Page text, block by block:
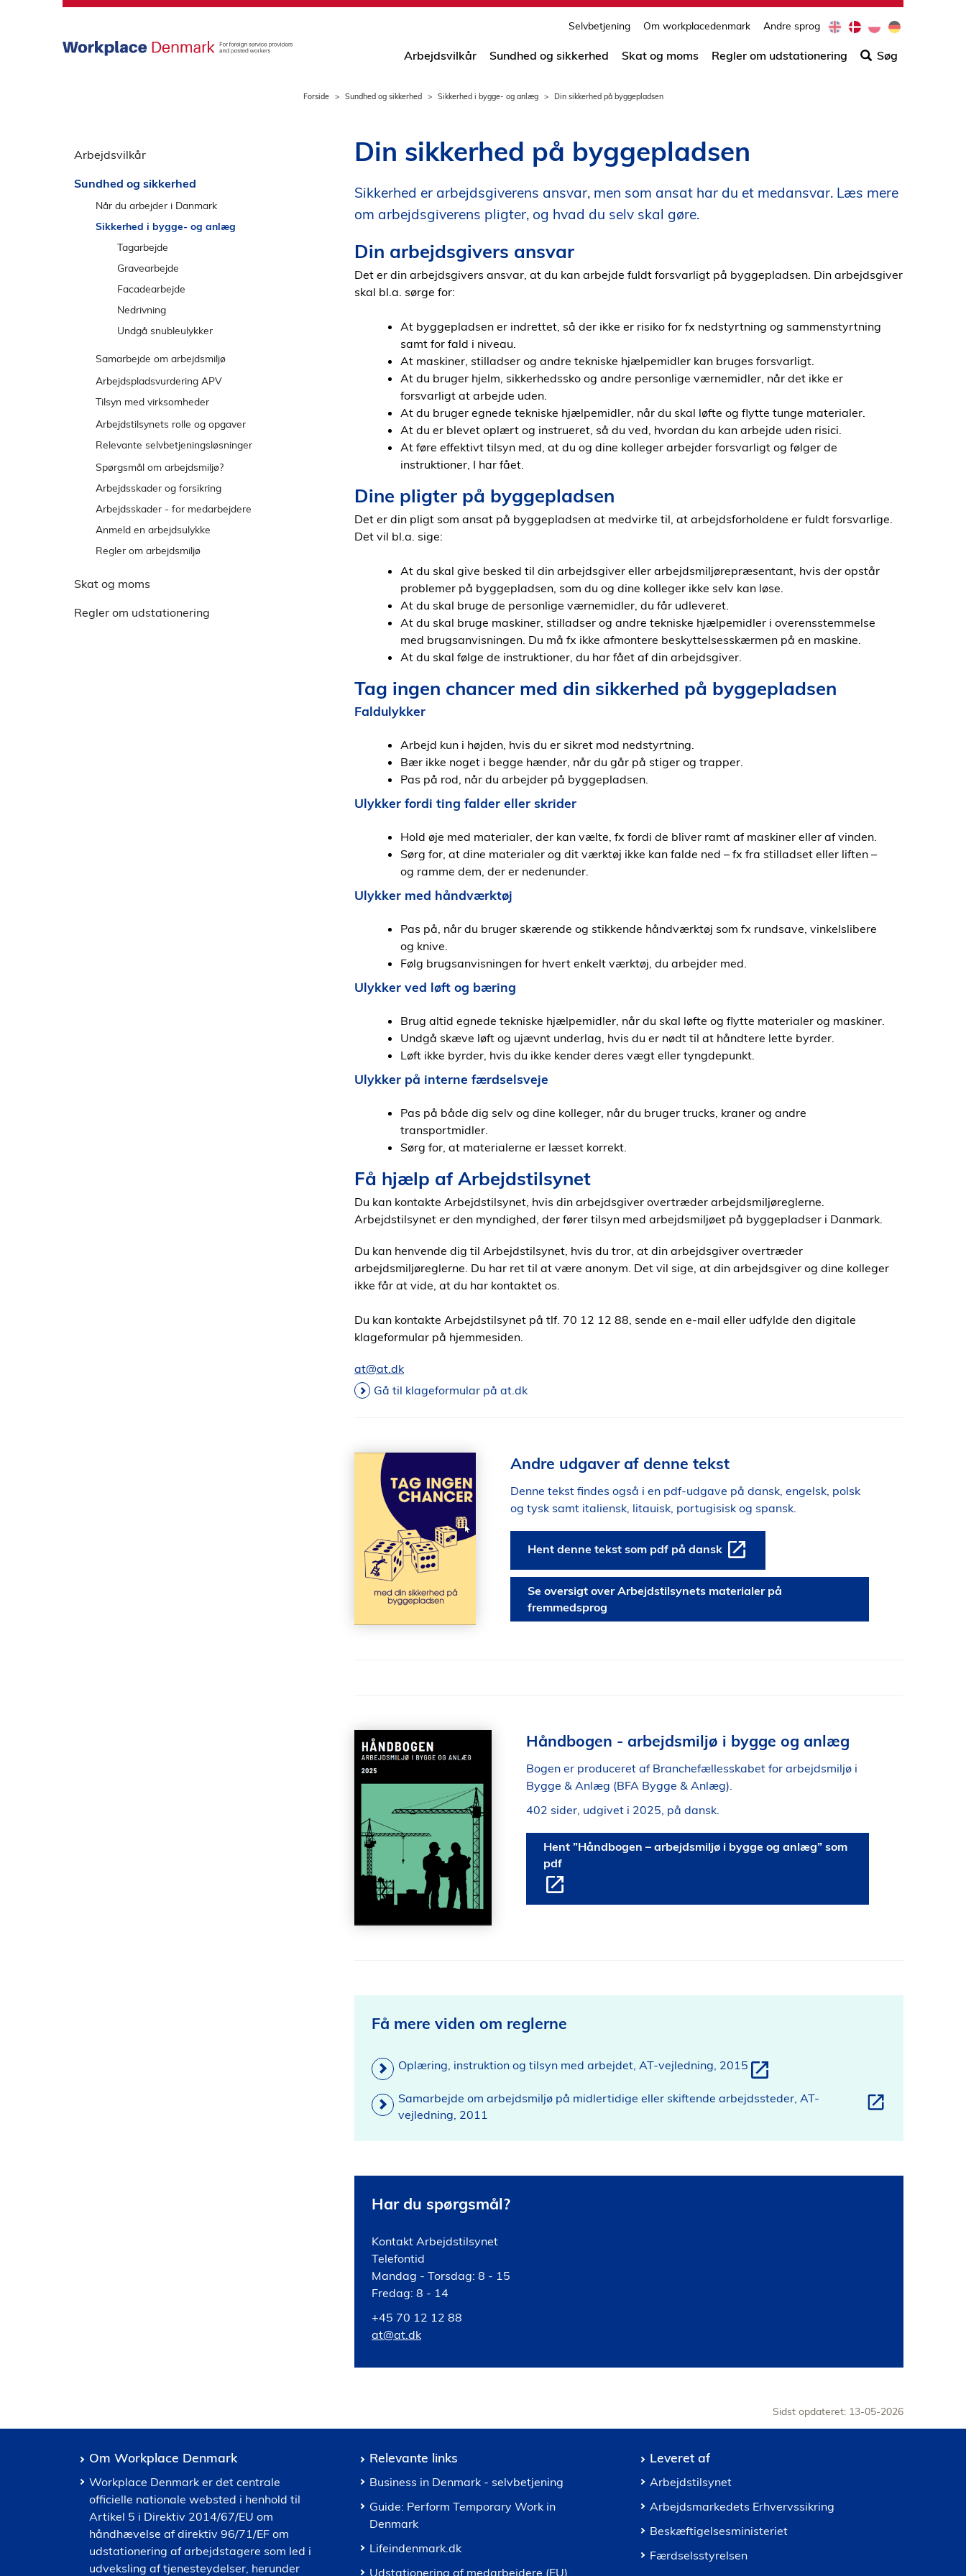
Selvbetjening Om workplacedenmark Andre sprog
e
n
a
l
d
e
Arbejdsvilkår Sundhed og sikkerhed Skat og moms Regler om udstationering Søg
Forside Sundhed og sikkerhed Sikkerhed i bygge- og anlæg Din sikkerhed på byggepladsen
Arbejdsvilkår
Sundhed og sikkerhed
Når du arbejder i Danmark
Sikkerhed i bygge- og anlæg
Tagarbejde
Gravearbejde
Facadearbejde
Nedrivning
Undgå snubleulykker
Samarbejde om arbejdsmiljø
Snak om sikkerhed
Arbejdspladsvurdering APV
Tilsyn med virksomheder
Reaktioner og klagemuligheder
Arbejdstilsynets rolle og opgaver
Relevante selvbetjeningsløsninger
Meld tilbage på et påbud
Spørgsmål om arbejdsmiljø?
Arbejdsskader og forsikring
Arbejdsskader - for medarbejdere
Anmeld en arbejdsulykke
Regler om arbejdsmiljø
Skat og moms
Regler om udstationering
Din sikkerhed på byggepladsen
Sikkerhed er arbejdsgiverens ansvar, men som ansat har du et medansvar. Læs mere
om arbejdsgiverens pligter, og hvad du selv skal gøre.
Din arbejdsgivers ansvar
Det er din arbejdsgivers ansvar, at du kan arbejde fuldt forsvarligt på byggepladsen. Din arbejdsgiver
skal bl.a. sørge for:
At byggepladsen er indrettet, så der ikke er risiko for fx nedstyrtning og sammenstyrtning
samt for fald i niveau.
At maskiner, stilladser og andre tekniske hjælpemidler kan bruges forsvarligt.
At du bruger hjelm, sikkerhedssko og andre personlige værnemidler, når det ikke er
forsvarligt at arbejde uden.
At du bruger egnede tekniske hjælpemidler, når du skal løfte og flytte tunge materialer.
At du er blevet oplært og instrueret, så du ved, hvordan du kan arbejde uden risici.
At føre effektivt tilsyn med, at du og dine kolleger arbejder forsvarligt og følger de
instruktioner, I har fået.
Dine pligter på byggepladsen
Det er din pligt som ansat på byggepladsen at medvirke til, at arbejdsforholdene er fuldt forsvarlige.
Det vil bl.a. sige:
At du skal give besked til din arbejdsgiver eller arbejdsmiljørepræsentant, hvis der opstår
problemer på byggepladsen, som du og dine kolleger ikke selv kan løse.
At du skal bruge de personlige værnemidler, du får udleveret.
At du skal bruge maskiner, stilladser og andre tekniske hjælpemidler i overensstemmelse
med brugsanvisningen. Du må fx ikke afmontere beskyttelsesskærmen på en maskine.
At du skal følge de instruktioner, du har fået af din arbejdsgiver.
Tag ingen chancer med din sikkerhed på byggepladsen
Faldulykker
Arbejd kun i højden, hvis du er sikret mod nedstyrtning.
Bær ikke noget i begge hænder, når du går på stiger og trapper.
Pas på rod, når du arbejder på byggepladsen.
Ulykker fordi ting falder eller skrider
Hold øje med materialer, der kan vælte, fx fordi de bliver ramt af maskiner eller af vinden.
Sørg for, at dine materialer og dit værktøj ikke kan falde ned – fx fra stilladset eller liften –
og ramme dem, der er nedenunder.
Ulykker med håndværktøj
Pas på, når du bruger skærende og stikkende håndværktøj som fx rundsave, vinkelslibere
og knive.
Følg brugsanvisningen for hvert enkelt værktøj, du arbejder med.
Ulykker ved løft og bæring
Brug altid egnede tekniske hjælpemidler, når du skal løfte og flytte materialer og maskiner.
Undgå skæve løft og ujævnt underlag, hvis du er nødt til at håndtere lette byrder.
Løft ikke byrder, hvis du ikke kender deres vægt eller tyngdepunkt.
Ulykker på interne færdselsveje
Pas på både dig selv og dine kolleger, når du bruger trucks, kraner og andre
transportmidler.
Sørg for, at materialerne er læsset korrekt.
Få hjælp af Arbejdstilsynet
Du kan kontakte Arbejdstilsynet, hvis din arbejdsgiver overtræder arbejdsmiljøreglerne.
Arbejdstilsynet er den myndighed, der fører tilsyn med arbejdsmiljøet på byggepladser i Danmark.
Du kan henvende dig til Arbejdstilsynet, hvis du tror, at din arbejdsgiver overtræder
arbejdsmiljøreglerne. Du har ret til at være anonym. Det vil sige, at din arbejdsgiver og dine kolleger
ikke får at vide, at du har kontaktet os.
Du kan kontakte Arbejdstilsynet på tlf. 70 12 12 88, sende en e-mail eller udfylde den digitale
klageformular på hjemmesiden.
at@at.dk
Gå til klageformular på at.dk
Andre udgaver af denne tekst
Denne tekst findes også i en pdf-udgave på dansk, engelsk, polsk
og tysk samt italiensk, litauisk, portugisisk og spansk.
Hent denne tekst som pdf på dansk
Se oversigt over Arbejdstilsynets materialer på
fremmedsprog
Håndbogen - arbejdsmiljø i bygge og anlæg
Bogen er produceret af Branchefællesskabet for arbejdsmiljø i
Bygge & Anlæg (BFA Bygge & Anlæg).
402 sider, udgivet i 2025, på dansk.
Hent ”Håndbogen – arbejdsmiljø i bygge og anlæg” som
pdf
Få mere viden om reglerne
Oplæring, instruktion og tilsyn med arbejdet, AT-vejledning, 2015
Samarbejde om arbejdsmiljø på midlertidige eller skiftende arbejdssteder, AT-
vejledning, 2011
Har du spørgsmål?
Kontakt Arbejdstilsynet
Telefontid
Mandag - Torsdag: 8 - 15
Fredag: 8 - 14
+45 70 12 12 88
at@at.dk
Sidst opdateret: 13-05-2026
Om Workplace Denmark
Workplace Denmark er det centrale
officielle nationale websted i henhold til
Artikel 5 i Direktiv 2014/67/EU om
håndhævelse af direktiv 96/71/EF om
udstationering af arbejdstagere som led i
udveksling af tjenesteydelser, herunder
Relevante links
Business in Denmark - selvbetjening
Guide: Perform Temporary Work in
Denmark
Lifeindenmark.dk
Udstationering af medarbejdere (EU)
Leveret af
Arbejdstilsynet
Arbejdsmarkedets Erhvervssikring
Beskæftigelsesministeriet
Færdselsstyrelsen